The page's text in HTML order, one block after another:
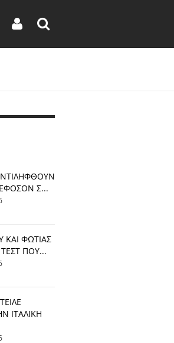
Σ...
ΚΑΙ ΦΩΤΙΑΣ
ΠΟΥ...
ΙΤΑΛΙΚΗ